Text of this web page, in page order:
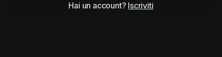
Hai un account? Iscriviti